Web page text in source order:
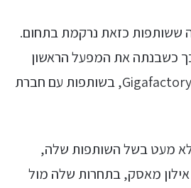
ששותפות כזאת נרקמת בתחום.
כשבנתה את המפעל הראשון
שלה לייצור סוללות, Gigafactory 1, בשותפות עם חברת
מעט בשל השותפות שלה,
מאסק, בתחרות שלה מול